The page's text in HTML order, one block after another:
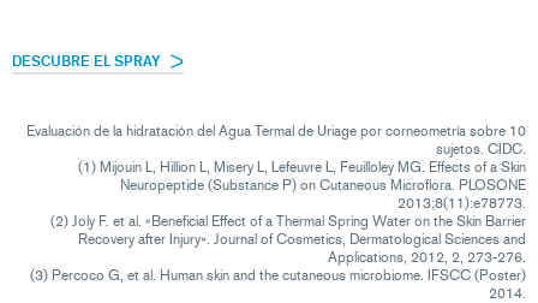
DESCUBRE EL SPRAY
Evaluación de la hidratación del Agua Termal de Uriage por corneometría sobre 10
sujetos. CIDC.
(1) Mijouin L, Hillion L, Misery L, Lefeuvre L, Feuilloley MG. Effects of a Skin
Neuropeptide (Substance P) on Cutaneous Microflora. PLOSONE
2013;8(11):e78773.
(2) Joly F. et al. «Beneficial Effect of a Thermal Spring Water on the Skin Barrier
Recovery after Injury». Journal of Cosmetics, Dermatological Sciences and
Applications, 2012, 2, 273-276.
(3) Percoco G, et al. Human skin and the cutaneous microbiome. IFSCC (Poster)
2014.